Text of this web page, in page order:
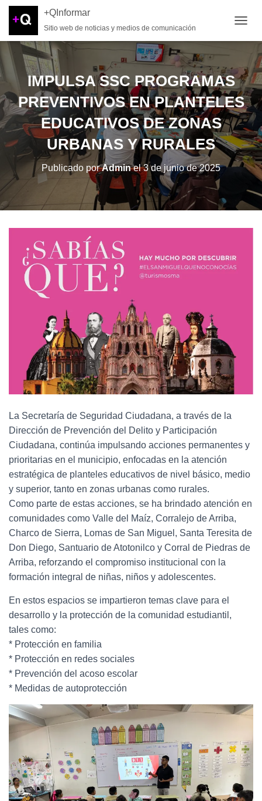
+QInformar
Sitio web de noticias y medios de comunicación
IMPULSA SSC PROGRAMAS
PREVENTIVOS EN PLANTELES
EDUCATIVOS DE ZONAS
URBANAS Y RURALES
Publicado porAdminel3 de junio de 2025
La Secretaría de Seguridad Ciudadana, a través de la
Dirección de Prevención del Delito y Participación
Ciudadana, continúa impulsando acciones permanentes y
prioritarias en el municipio, enfocadas en la atención
estratégica de planteles educativos de nivel básico, medio
y superior, tanto en zonas urbanas como rurales.
Como parte de estas acciones, se ha brindado atención en
comunidades como Valle del Maíz, Corralejo de Arriba,
Charco de Sierra, Lomas de San Miguel, Santa Teresita de
Don Diego, Santuario de Atotonilco y Corral de Piedras de
Arriba, reforzando el compromiso institucional con la
formación integral de niñas, niños y adolescentes.
En estos espacios se impartieron temas clave para el
desarrollo y la protección de la comunidad estudiantil,
tales como:
* Protección en familia
* Protección en redes sociales
* Prevención del acoso escolar
* Medidas de autoprotección